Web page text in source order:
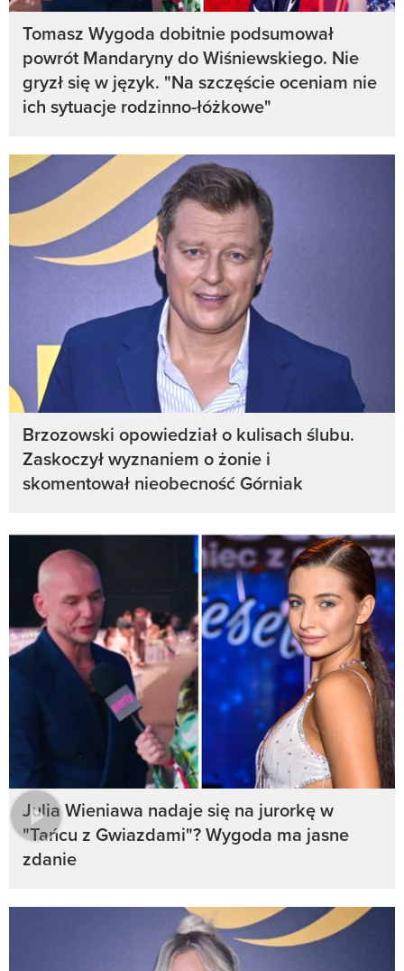
Tomasz Wygoda dobitnie podsumował
powrót Mandaryny do Wiśniewskiego. Nie
gryzł się w język. "Na szczęście oceniam nie
ich sytuacje rodzinno-łóżkowe"
Brzozowski opowiedział o kulisach ślubu.
Zaskoczył wyznaniem o żonie i
skomentował nieobecność Górniak
Julia Wieniawa nadaje się na jurorkę w
"Tańcu z Gwiazdami"? Wygoda ma jasne
zdanie